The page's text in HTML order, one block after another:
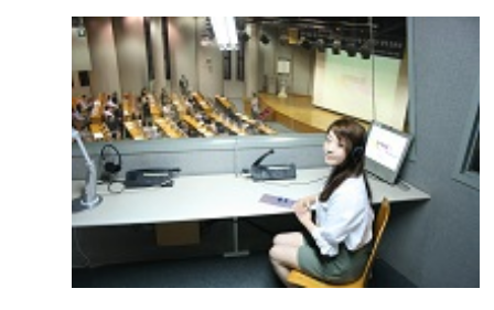
부족함이 많다는 것을 다시 한 번 깨닫게 해주고 많은
것을 배울 기회를 준 수업이었습니다. 정말 질 높고
맞춤식의 강의를 해주신 교수님들께 다시 한 번 감사
드리고 싶습니다. 설사 영어실력이 조금 부족하다고
해도 걱정할 필요는 없을 듯합니다. 각 수강생의 필요나
수준에 따라 분반이 되고, 같은 반 안에서도 수업이
소수정예로 진행되기 때문에 정말 개개인에게 필요한
상세하고 도움이 되는 피드백과 배려를 해주시거든요.
다양한 분야의 글들을 통 번역 할 수 있는 기회가 있었고
실제로 필드에서 활발하게 활동을 하시는 현직 통
번역사 교수님들에게서 생생하고 도움이 되는 조언을